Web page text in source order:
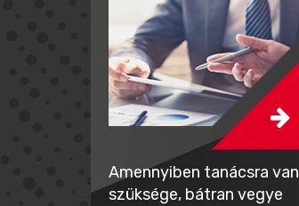
Amennyiben tanácsra van
szüksége, bátran vegye